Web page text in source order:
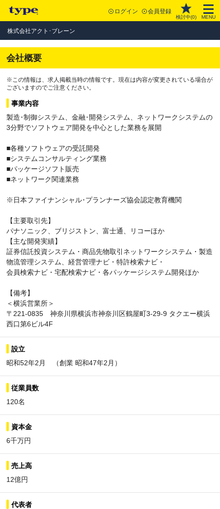
ログイン 会員登録
検討中(0) MENU
株式会社アクト･ブレーン
会社概要
※この情報は、求人掲載当時の情報です。現在は内容が変更されている場合が
ございますのでご注意ください。
事業内容
製造･制御システム、金融･開発システム、ネットワークシステムの
3分野でソフトウェア開発を中心とした業務を展開
■各種ソフトウェアの受託開発
■システムコンサルティング業務
■パッケージソフト販売
■ネットワーク関連業務
※日本ファイナンシャル･プランナーズ協会認定教育機関
【主要取引先】
パナソニック、ブリジストン、富士通、リコーほか
【主な開発実績】
証券信託投資システム・商品先物取引ネットワークシステム・製造
物流管理システム、経営管理ナビ・特許検索ナビ・
会員検索ナビ・宅配検索ナビ・各パッケージシステム開発ほか
【備考】
＜横浜営業所＞
〒221-0835 神奈川県横浜市神奈川区鶴屋町3-29-9 タクエー横浜
西口第6ビル4F
設立
昭和52年2月 （創業 昭和47年2月）
従業員数
120名
資本金
6千万円
売上高
12億円
代表者